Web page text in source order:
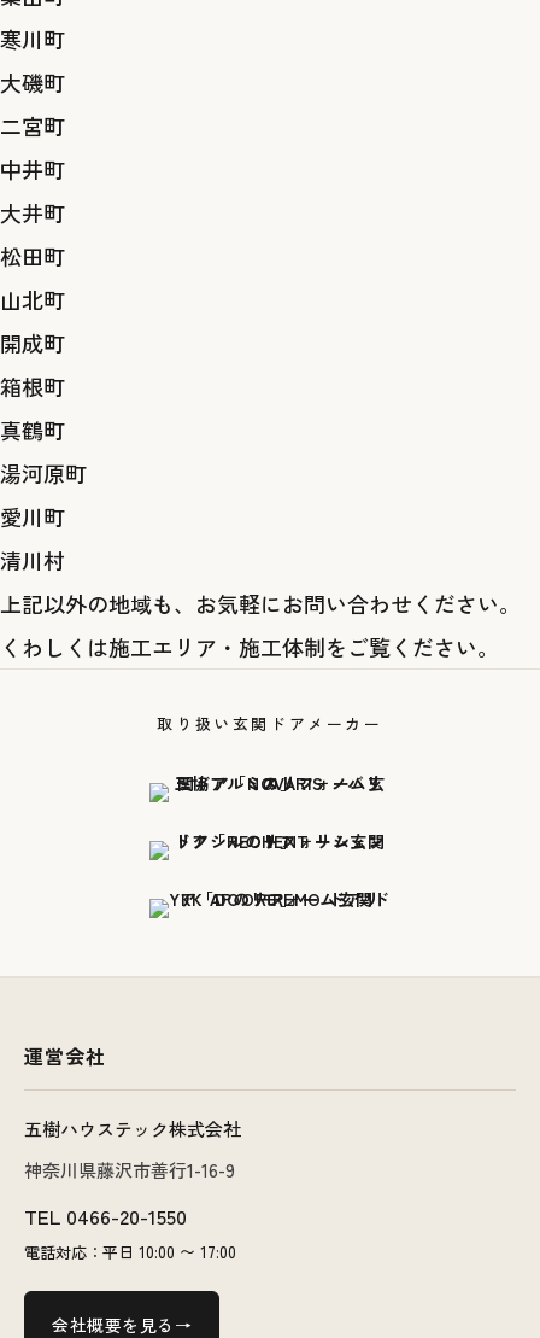
寒川町
大磯町
二宮町
中井町
大井町
松田町
山北町
開成町
箱根町
真鶴町
湯河原町
愛川町
清川村
上記以外の地域も、お気軽にお問い合わせください。
くわしくは施工エリア・施工体制をご覧ください。
取り扱い玄関ドアメーカー
運営会社
五樹ハウステック株式会社
神奈川県藤沢市善行1-16-9
TEL 0466-20-1550
電話対応：平日 10:00 〜 17:00
会社概要を見る